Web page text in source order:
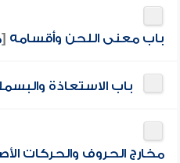
باب معنى اللحن وأقسامه [
باب الاستعاذة
مخارج الحروف والحركات